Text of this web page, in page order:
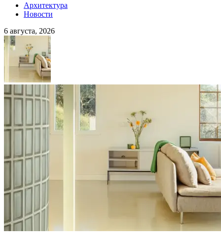
Архитектура
Новости
6 августа, 2026